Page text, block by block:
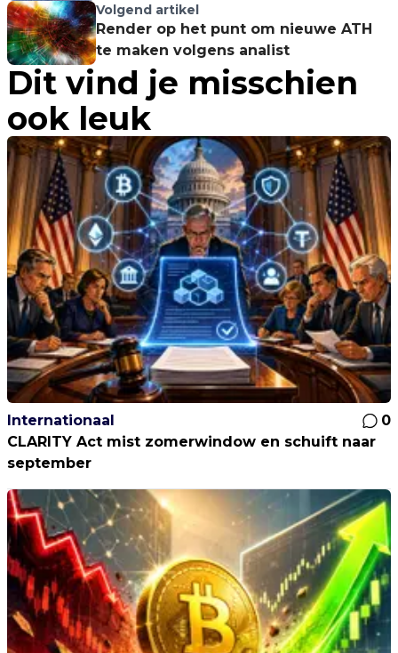
Volgend artikel
Render op het punt om nieuwe ATH
te maken volgens analist
Dit vind je misschien
ook leuk
Internationaal
0
CLARITY Act mist zomerwindow en schuift naar
september